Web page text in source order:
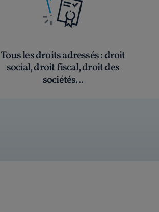
Tous les droits adressés: droit
social, droit fiscal, droit des
sociétés...